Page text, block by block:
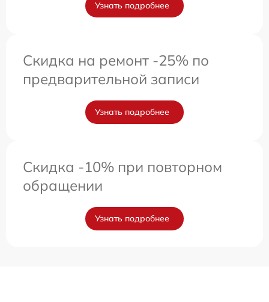
Узнать подробнее
Скидка на ремонт -25% по
предварительной записи
Узнать подробнее
Скидка -10% при повторном
обращении
Узнать подробнее